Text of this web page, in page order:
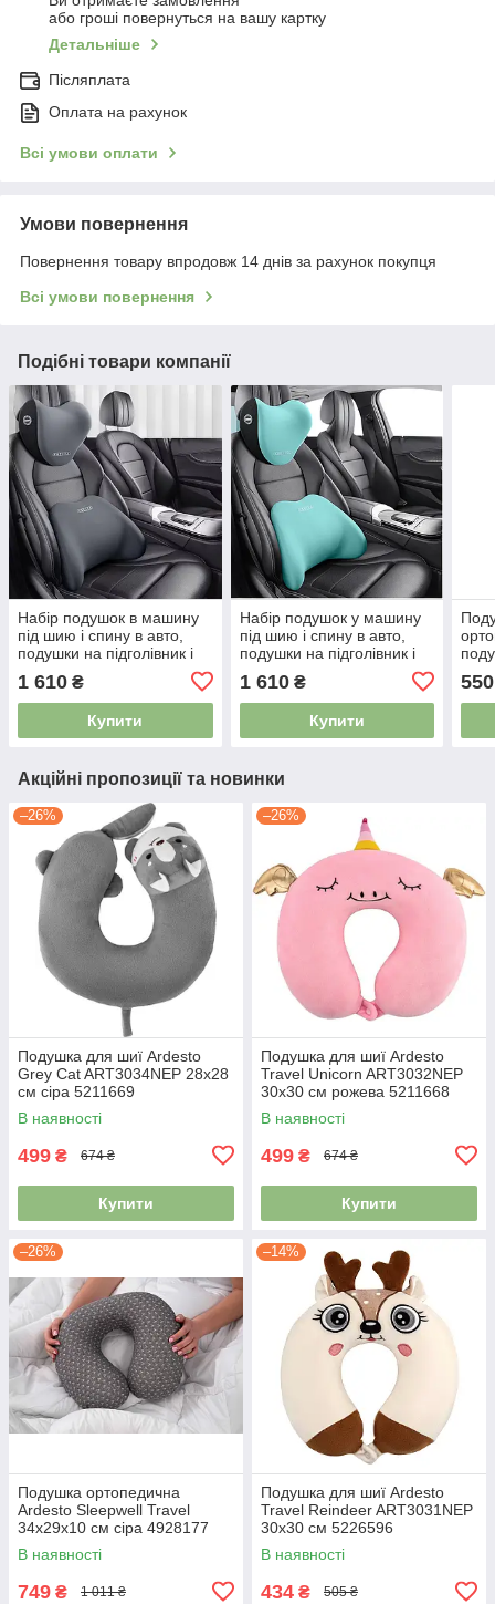
або гроші повернуться на вашу картку
Детальніше
Післяплата
Оплата на рахунок
Всі умови оплати
Умови повернення
Повернення товару впродовж 14 днів за рахунок покупця
Всі умови повернення
Подібні товари компанії
Набір подушок в машину
під шию і спину в авто,
подушки на підголівник і
5034209
1 610 ₴
Купити
Набір подушок у машину
під шию і спину в авто,
подушки на підголівник і
спинку сидіння, блакитні
5034212
1 610₴
Купити
550
Акційні пропозиції та новинки
–26%
Подушка для шиї Ardesto
Grey Cat ART3034NEP 28х28
см сіра 5211669
В наявності
499 ₴ 674 ₴
Купити
–26%
Подушка для шиї Ardesto
Travel Unicorn ART3032NEP
30х30 см рожева 5211668
В наявності
499 ₴ 674 ₴
Купити
–26%
Подушка ортопедична
Ardesto Sleepwell Travel
34х29х10 см сіра 4928177
В наявності
749 ₴ 1 011 ₴
–14%
Подушка для шиї Ardesto
Travel Reindeer ART3031NEP
30х30 см 5226596
В наявності
434 ₴ 505 ₴